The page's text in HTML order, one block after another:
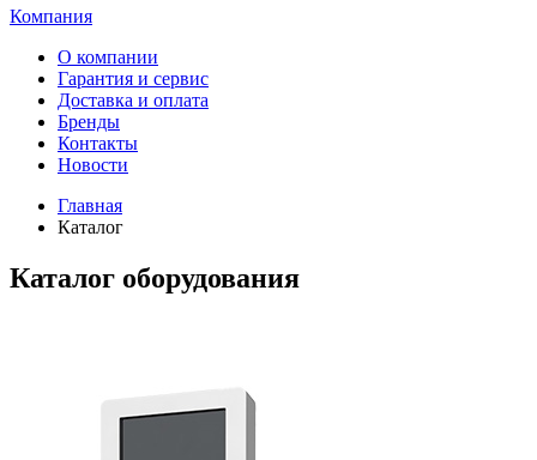
Компания
О компании
Гарантия и сервис
Доставка и оплата
Бренды
Контакты
Новости
Главная
Каталог
Каталог оборудования